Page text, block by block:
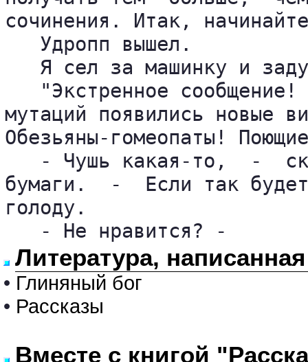
сочинения. Итак,
   Удропп вышел.
Я сел за машинку и
"Экстренное
мутаций появились новые
Обезьяны-гомеопаты!
- Чушь какая-то,  -
бумаги.  -  Если так
голоду.
   - Не нравится? -
Литература,
• Глиняный бог
• Рассказы
Вместе с книгой